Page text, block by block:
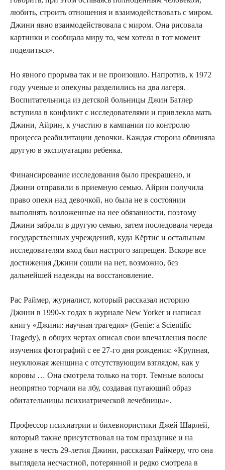
любить, строить отношения и взаимодействовать с миром.
Джини явно взаимодействовала с миром. Она рисовала
картинки и сообщала миру то, чем хотела в тот момент
поделиться».
Но явного прорыва так и не произошло. Напротив, к 1972
году ученые и опекуны разделились на два лагеря.
Воспитательница из детской больницы Джин Батлер
вступила в конфликт с исследователями и привлекла мать
Джини, Айрин, к участию в кампании по контролю
процесса реабилитации девочки. Каждая сторона обвиняла
другую в эксплуатации ребенка.
Финансирование исследования было прекращено, и
Джини отправили в приемную семью. Айрин получила
право опеки над девочкой, но была не в состоянии
выполнять возложенные на нее обязанности, поэтому
Джини забрали в другую семью, затем последовала череда
государственных учреждений, куда Кёртис и остальным
исследователям вход был настрого запрещен. Вскоре все
достижения Джини сошли на нет, возможно, без
дальнейшей надежды на восстановление.
Рас Раймер, журналист, который рассказал историю
Джини в 1990-х годах в журнале New Yorker и написал
книгу «Джини: научная трагедия» (Genie: a Scientific
Tragedy), в общих чертах описал свои впечатления после
изучения фотографий с ее 27-го дня рождения: «Крупная,
неуклюжая женщина с отсутствующим взглядом, как у
коровы … Она смотрела только на торт. Темные волосы
неопрятно торчали на лбу, создавая пугающий образ
обитательницы психиатрической лечебницы».
Профессор психиатрии и бихевиористики Джей Шарлей,
который также присутствовал на том празднике и на
ужине в честь 29-летия Джини, рассказал Раймеру, что она
выглядела несчастной, потерянной и редко смотрела в